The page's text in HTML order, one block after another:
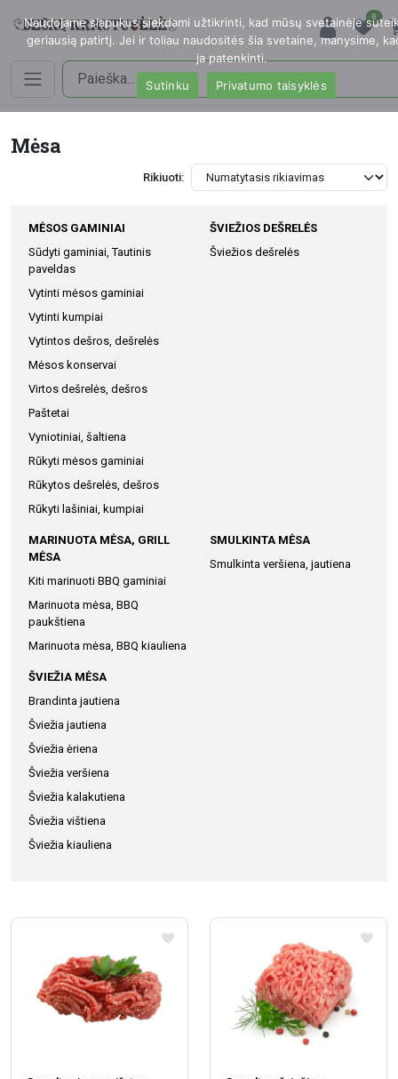
0
Mėsa
Rikiuoti:
MĖSOS GAMINIAI
Sūdyti gaminiai, Tautinis
paveldas
Vytinti mėsos gaminiai
Vytinti kumpiai
Vytintos dešros, dešrelės
Mėsos konservai
Virtos dešrelės, dešros
Paštetai
Vyniotiniai, šaltiena
Rūkyti mėsos gaminiai
Rūkytos dešrelės, dešros
Rūkyti lašiniai, kumpiai
ŠVIEŽIOS DEŠRELĖS
Šviežios dešrelės
MARINUOTA MĖSA, GRILL
MĖSA
Kiti marinuoti BBQ gaminiai
Marinuota mėsa, BBQ
paukštiena
Marinuota mėsa, BBQ kiauliena
SMULKINTA MĖSA
Smulkinta veršiena, jautiena
ŠVIEŽIA MĖSA
Brandinta jautiena
Šviežia jautiena
Šviežia ėriena
Šviežia veršiena
Šviežia kalakutiena
Šviežia vištiena
Šviežia kiauliena
Naudojame slapukus siekdami užtikrinti, kad mūsų svetainėje
geriausią patirtį. Jei ir toliau naudositės šia svetaine, manysime,
ja patenkinti.
Sutinku
Privatumo taisyklės